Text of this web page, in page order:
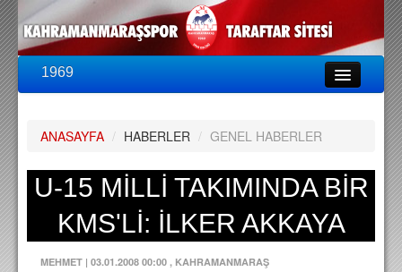
1969
PUAN DURUMU
FİKSTÜR
A TAKIM KADROSU
ANASAYFA / HABERLER / GENEL HABERLER
U-15 MİLLİ TAKIMINDA BİR
KMS'Lİ: İLKER AKKAYA
MEHMET | 03.01.2008 00:00 , KAHRAMANMARAŞ